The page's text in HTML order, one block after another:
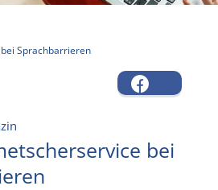
Sprachbarrieren
bei